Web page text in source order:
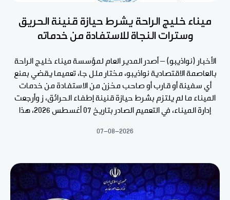
ميناء خليج الراحة يشرط حيازة قنينة الحريق
وسترات النجاة للاستفادة من خدماته
الأخبار (نواذيبو) – أصدر المدير العام لمؤسسة ميناء خليج الراحة
بالعاصمة الاقتصادية نواذيبو، مختار ملل جا، تعميما يقضي بمنع
أي سفينة أو قارب أو صاحب مخزن من الاستفادة من خدمات
الميناء ما لم يلتزم بشرط حيازة قنينة إطفاء الحرائق، ز وأرجعت
إدارة الميناء، في التعميم الصادر بتاريخ 07 أغسطس 2026، هذا
07-08-2026